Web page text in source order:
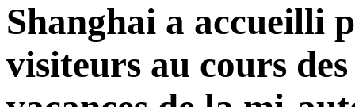
Shanghai a accueilli
visiteurs au cours